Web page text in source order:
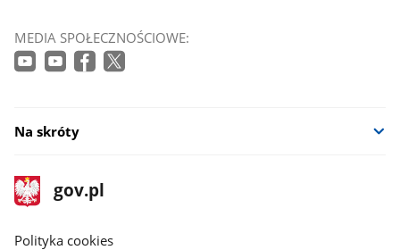
MEDIA SPOŁECZNOŚCIOWE:
Na skróty
stopka
gov.pl
Strona
gov.pl
gov.pl
Polityka cookies